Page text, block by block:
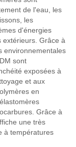
de l'eau, les
les
d'énergies
extérieurs. Grâce à
environnementales
sont
exposées à
et aux
en
Grâce à
une très
à températures